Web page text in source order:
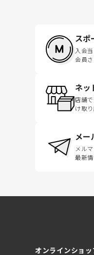
スポ
入会
会員
ネッ
店舗
け取
メー
メル
最新
オンラインショッ